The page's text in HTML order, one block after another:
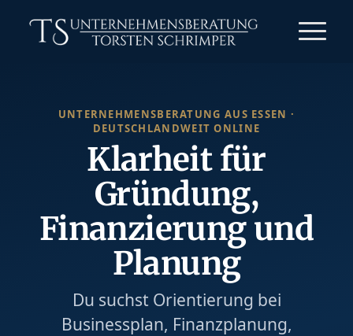
UNTERNEHMENSBERATUNG AUS ESSEN ·
DEUTSCHLANDWEIT ONLINE
Klarheit für
Gründung,
Finanzierung und
Planung
Du suchst Orientierung bei
Businessplan, Finanzplanung,